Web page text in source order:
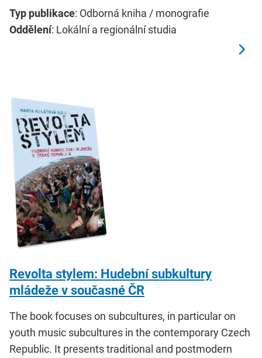
Typ publikace: Odborná kniha / monografie
Oddělení: Lokální a regionální studia
Revolta stylem: Hudební subkultury
mládeže v současné ČR
The book focuses on subcultures, in particular on
youth music subcultures in the contemporary Czech
Republic. It presents traditional and postmodern